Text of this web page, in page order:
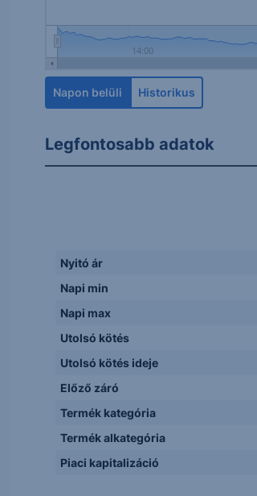
14:00
Napon belüli Historikus
Legfontosabb adatok
Nyitó ár
Napi min
Napi max
Utolsó kötés
Utolsó kötés ideje
Előző záró
Termék kategória
Termék alkategória
Piaci kapitalizáció